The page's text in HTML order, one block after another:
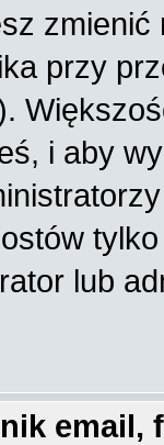
przy
i aby
lub
email,